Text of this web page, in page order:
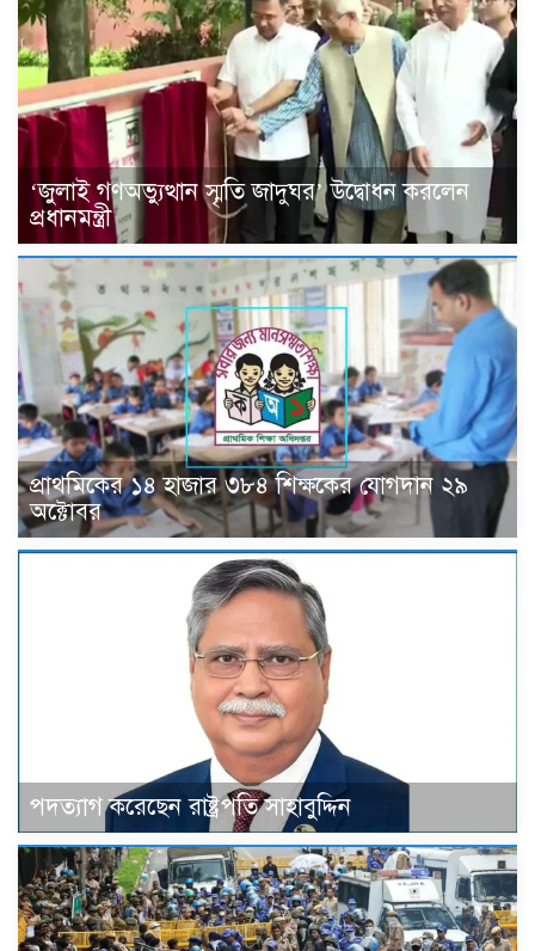
‘জুলাই গণঅভ্যুত্থান স্মৃতি জাদুঘর’ উদ্বোধন করলেন
প্রধানমন্ত্রী
প্রাথমিকের ১৪ হাজার ৩৮৪ শিক্ষকের যোগদান ২৯
অক্টোবর
পদত্যাগ করেছেন রাষ্ট্রপতি সাহাবুদ্দিন